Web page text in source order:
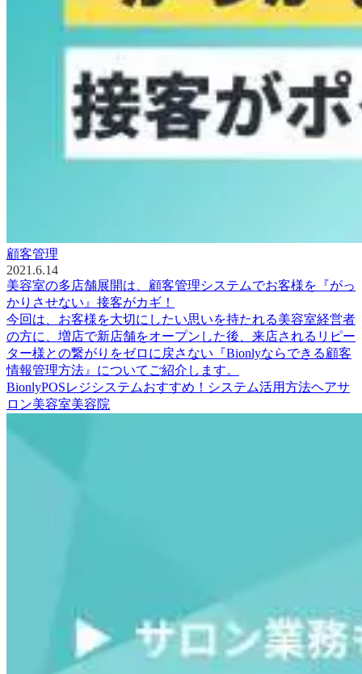
顧客管理
2021.6.14
美容室の多店舗展開は、顧客管理システムでお客様を『がっ
かりさせない』接客がカギ！
今回は、お客様を大切にしたい思いを持たれる美容室経営者
の方に、増店で新店舗をオープンした後、来店されるリピー
ター様との繋がりをゼロに戻さない『Bionlyならできる顧客
情報管理方法』についてご紹介します。
BionlyPOSレジシステムおすすめ！ システム活用方法ヘアサ
ロン美容室美容院